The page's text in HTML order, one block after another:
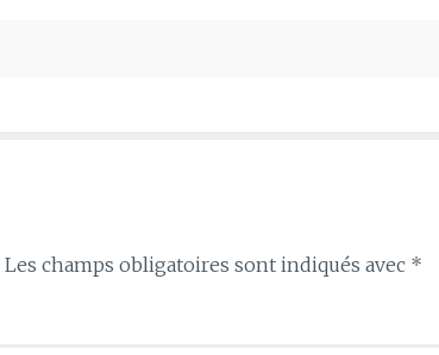
Les champs obligatoires sont indiqués avec *